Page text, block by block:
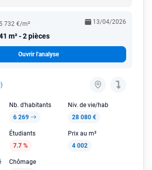
5 732 €/m²
m² - 2 pièces
13/04/2026
Ouvrir l'analyse
Nb. d'habitants
6 269
Niv. de vie/hab
28 080 €
Étudiants
7.7 %
Prix au m²
4 002
Chômage